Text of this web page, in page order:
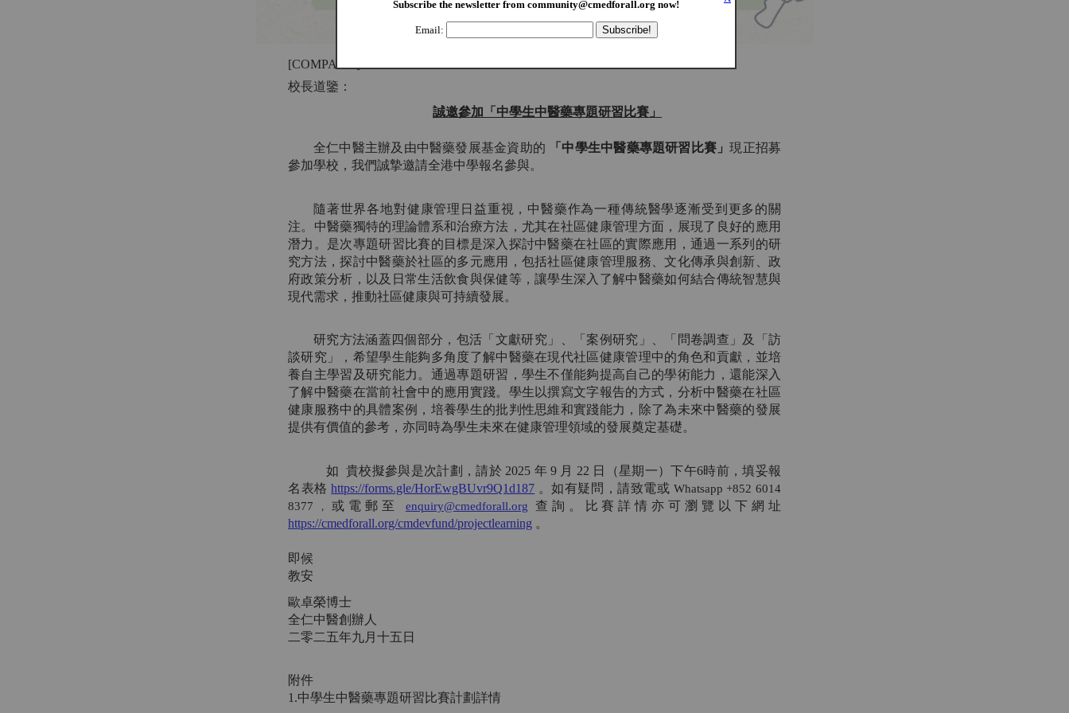
Subscribe the newsletter from community@cmedforall.org now!
Email:
[COMPANY]
校長道鑒：
誠邀參加「中學生中醫藥專題研習比賽」
全仁中醫主辦及由中醫藥發展基金資助的 「中學生中醫藥專題研習比賽」現正招募
參加學校，我們誠摯邀請全港中學報名參與。
隨著世界各地對健康管理日益重視，中醫藥作為一種傳統醫學逐漸受到更多的關
注。中醫藥獨特的理論體系和治療方法，尤其在社區健康管理方面，展現了良好的應用
潛力。是次專題研習比賽的目標是深入探討中醫藥在社區的實際應用，通過一系列的研
究方法，探討中醫藥於社區的多元應用，包括社區健康管理服務、文化傳承與創新、政
府政策分析，以及日常生活飲食與保健等，讓學生深入了解中醫藥如何結合傳統智慧與
現代需求，推動社區健康與可持續發展。
研究方法涵蓋四個部分，包活「文獻研究」、「案例研究」、「問卷調查」及「訪
談研究」，希望學生能夠多角度了解中醫藥在現代社區健康管理中的角色和貢獻，並培
養自主學習及研究能力。通過專題研習，學生不僅能夠提高自己的學術能力，還能深入
了解中醫藥在當前社會中的應用實踐。學生以撰寫文字報告的方式，分析中醫藥在社區
健康服務中的具體案例，培養學生的批判性思維和實踐能力，除了為未來中醫藥的發展
提供有價值的參考，亦同時為學生未來在健康管理領域的發展奠定基礎。
如 貴校擬參與是次計劃，請於 2025 年 9 月 22 日（星期一）下午6時前，填妥報
名表格https://forms.gle/HorEwgBUvr9Q1d187 。如有疑問，請致電或 Whatsapp +852 6014
8377 ， 或電郵至 enquiry@cmedforall.org
查詢。比賽詳情亦可瀏覽以下網址
https://cmedforall.org/cmdevfund/projectlearning 。
即候
教安
歐卓榮博士
全仁中醫創辦人
二零二五年九月十五日
附件
1.中學生中醫藥專題研習比賽計劃詳情